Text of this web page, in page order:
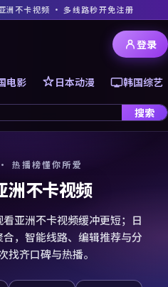
洲不卡视频 · 多线路秒开免注册
电影 日本动漫 韩国综艺
搜索
登录
热播榜懂你所爱
洲不卡视频
亚洲不卡视频缓冲更短；日
，智能线路、编辑推荐与分
找齐口碑与热播。